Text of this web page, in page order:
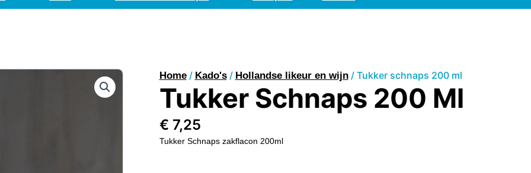
Home/ Kado's/ Hollandse likeur en wijn/ Tukker schnaps 200 ml
Tukker Schnaps 200 Ml
€ 7,25
Tukker Schnaps zakflacon 200ml